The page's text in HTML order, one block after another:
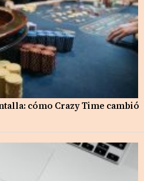
cómo Crazy Time cambió